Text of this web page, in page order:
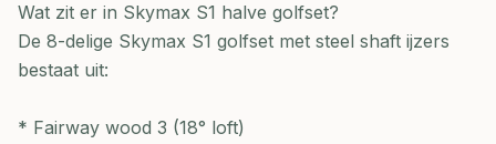
Wat zit er in Skymax S1 halve golfset?
De 8-delige Skymax S1 golfset met steel shaft ijzers
bestaat uit:
* Fairway wood 3 (18° loft)